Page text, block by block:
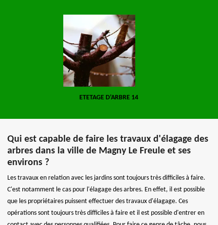
ETETAGE D'ARBRE 14
Qui est capable de faire les travaux d'élagage des
arbres dans la ville de Magny Le Freule et ses
environs ?
Les travaux en relation avec les jardins sont toujours très difficiles à faire.
C'est notamment le cas pour l'élagage des arbres. En effet, il est possible
que les propriétaires puissent effectuer des travaux d'élagage. Ces
opérations sont toujours très difficiles à faire et il est possible d'entrer en